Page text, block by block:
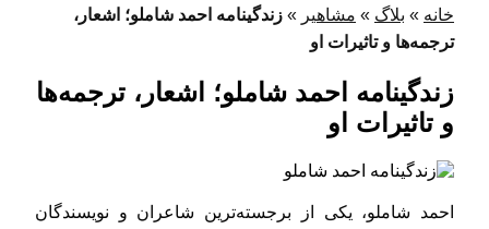
خانه » بلاگ » مشاهیر » زندگینامه احمد شاملو؛ اشعار،
ترجمه‌ها و تاثیرات او
زندگینامه احمد شاملو؛ اشعار، ترجمه‌ها
و تاثیرات او
احمد شاملو، یکی از برجسته‌ترین شاعران و نویسندگان